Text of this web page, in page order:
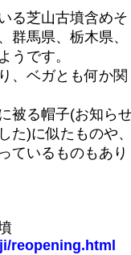
る芝山古墳含めそ
群馬県、栃木県、
うです。
、ベガとも何か関
被る帽子(お知ら
た)に似たものや
ているものもあり
墳
reopening.html